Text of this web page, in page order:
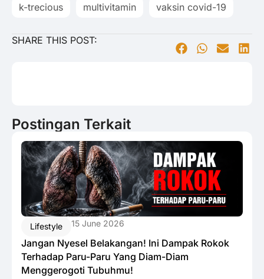
k-trecious multivitamin vaksin covid-19
SHARE THIS POST:
Postingan Terkait
Lifestyle 15 June 2026
Jangan Nyesel Belakangan! Ini Dampak Rokok
Terhadap Paru-Paru Yang Diam-Diam
Menggerogoti Tubuhmu!